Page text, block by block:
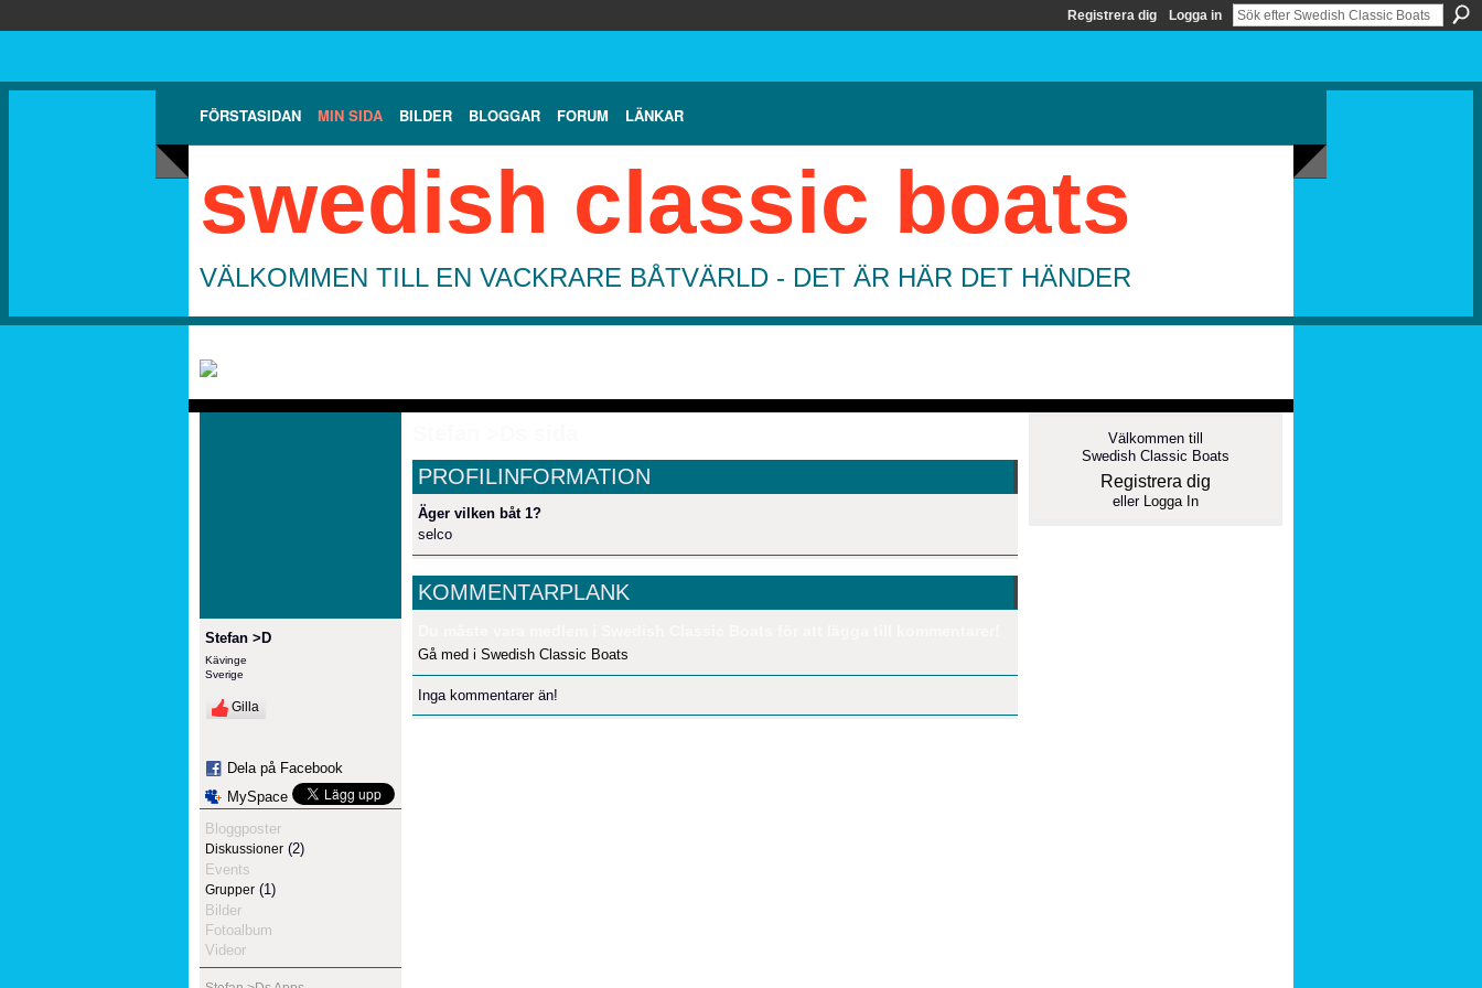
Registrera dig Logga in
FÖRSTASIDAN MIN SIDA BILDER BLOGGAR FORUM LÄNKAR
swedish classic boats
VÄLKOMMEN TILL EN VACKRARE BÅTVÄRLD - DET ÄR HÄR DET HÄNDER
Stefan >D
Kävinge
Sverige
Gilla
Dela på Facebook
MySpace
Bloggposter
Diskussioner (2)
Events
Grupper (1)
Bilder
Fotoalbum
Videor
PROFILINFORMATION
Äger vilken båt 1?
selco
KOMMENTARPLANK
Gå med i Swedish Classic Boats
Inga kommentarer än!
Välkommen till
Swedish Classic Boats
Registrera dig
eller Logga In